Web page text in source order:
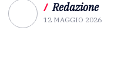
/ Redazione
12 MAGGIO 2026